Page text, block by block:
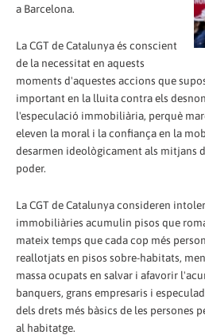
a Barcelona.
La CGT de Catalunya és conscient
de la necessitat en aquests
moments d'aquestes accions que
important en la lluita contra els
l'especulació immobiliària, perquè
eleven la moral i la confiança en la
desarmen ideològicament als mitjans
poder.
La CGT de Catalunya consideren
immobiliàries acumulin pisos que
mateix temps que cada cop més
reallotjats en pisos sobre-habitats,
massa ocupats en salvar i afavorir
banquers, grans empresaris i
dels drets més bàsics de les persones
al habitatge.